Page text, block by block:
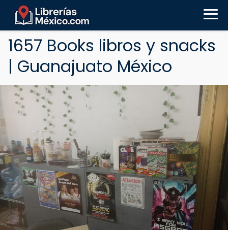
1657 Books libros y snacks
| Guanajuato México